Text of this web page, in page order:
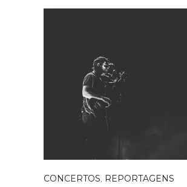
CONCERTOS, REPORTAGENS